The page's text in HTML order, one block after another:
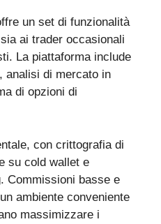
un set di funzionalità
ai trader occasionali
La piattaforma include
analisi di mercato in
di opzioni di
con crittografia di
su cold wallet e
Commissioni basse e
ambiente conveniente
massimizzare i